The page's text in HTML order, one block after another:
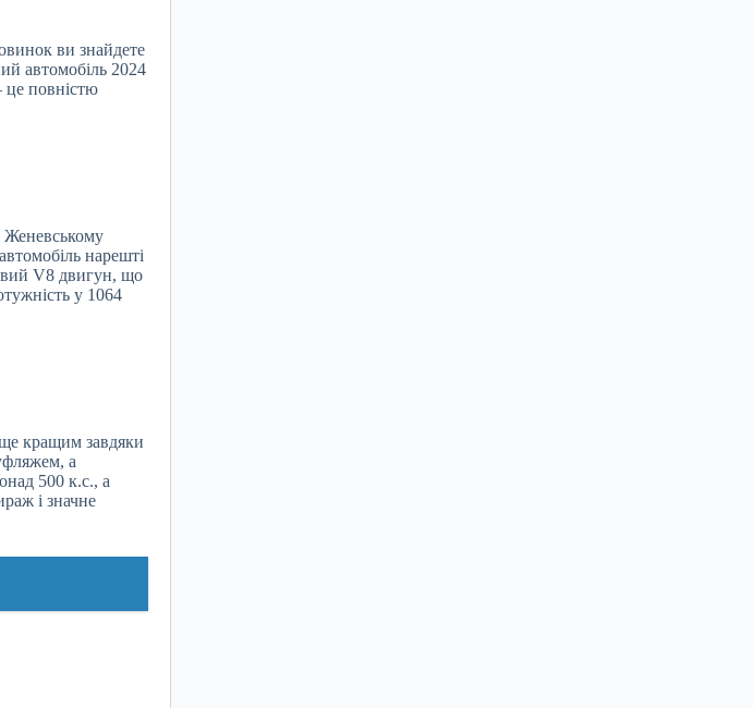
ви знайдете
автомобіль 2024
це повністю
Женевському
нарешті
V8 двигун, що
у 1064
кращим завдяки
а
500 к.с., а
і значне